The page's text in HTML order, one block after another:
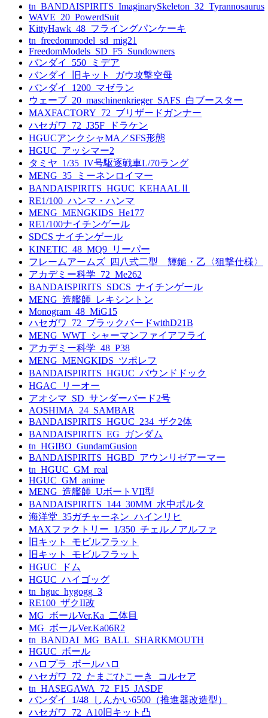
tn_BANDAISPIRITS_ImaginarySkeleton_32_Tyrannosaurus
WAVE_20_PowerdSuit
KittyHawk_48_フライングパンケーキ
tn_freedommodel_sd_mig21
FreedomModels_SD_F5_Sundowners
バンダイ_550_ミデア
バンダイ_旧キット_ガウ攻撃空母
バンダイ_1200_マゼラン
ウェーブ_20_maschinenkrieger_SAFS_白ブースター
MAXFACTORY_72_ブリザードガンナー
ハセガワ_72_J35F_ドラケン
HGUCアンクシャMA／SFS形態
HGUC_アッシマー2
タミヤ_1/35_IV号駆逐戦車L/70ラング
MENG_35_ミーネンロイマー
BANDAISPIRITS_HGUC_KEHAALⅡ
RE1/100_ハンマ・ハンマ
MENG_MENGKIDS_He177
RE1/100ナイチンゲール
SDCS ナイチンゲール
KINETIC_48_MQ9_リーパー
フレームアームズ_四八式二型 輝鎚・乙〈狙撃仕様〉
アカデミー科学_72_Me262
BANDAISPIRITS_SDCS_ナイチンゲール
MENG_造艦師_レキシントン
Monogram_48_MiG15
ハセガワ_72_ブラックバードwithD21B
MENG_WWT_シャーマンファイアフライ
アカデミー科学_48_P38
MENG_MENGKIDS_ツポレフ
BANDAISPIRITS_HGUC_バウンドドック
HGAC_リーオー
アオシマ_SD_サンダーバード2号
AOSHIMA_24_SAMBAR
BANDAISPIRITS_HGUC_234_ザク2体
BANDAISPIRITS_EG_ガンダム
tn_HGIBO_GundamGusion
BANDAISPIRITS_HGBD_アウンリゼアーマー
tn_HGUC_GM_real
HGUC_GM_anime
MENG_造艦師_UボートVII型
BANDAISPIRITS_144_30MM_水中ポルタ
海洋堂_35ガチャーネン_ハインリヒ
MAXファクトリー_1/350_チェルノアルファ
旧キット_モビルフラット
旧キット_モビルフラット
HGUC_ドム
HGUC_ハイゴッグ
tn_hguc_hygogg_3
RE100_ザクII改
MG_ボールVer.Ka_二体目
MG_ボールVer.Ka06R2
tn_BANDAI_MG_BALL_SHARKMOUTH
HGUC_ボール
ハロプラ_ボールハロ
ハセガワ_72_たまごひこーき_コルセア
tn_HASEGAWA_72_F15_JASDF
バンダイ_1/48_しんかい6500（推進器改造型）
ハセガワ_72_A10旧キット凸